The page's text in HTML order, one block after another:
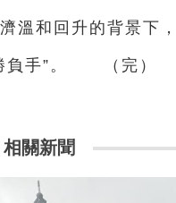
溫和回升的背景下
負手”。 （完）
相關新聞